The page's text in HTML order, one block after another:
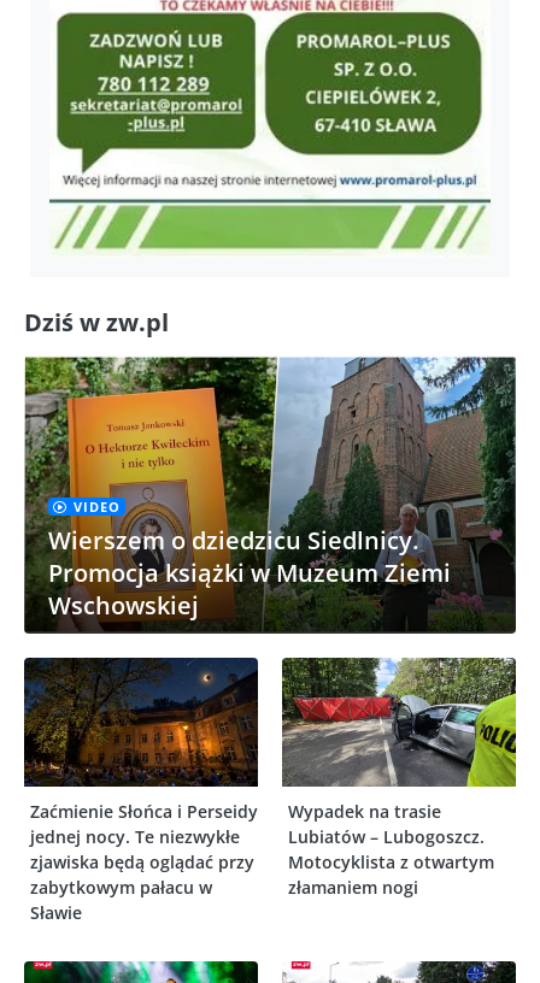
Dziś w zw.pl
VIDEO
Wierszem o dziedzicu Siedlnicy.
Promocja książki w Muzeum Ziemi
Wschowskiej
Zaćmienie Słońca i Perseidy
jednej nocy. Te niezwykłe
zjawiska będą oglądać przy
zabytkowym pałacu w
Sławie
Wypadek na trasie
Lubiatów – Lubogoszcz.
Motocyklista z otwartym
złamaniem nogi